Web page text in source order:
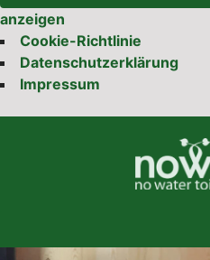
anzeigen
Cookie-Richtlinie
Datenschutzerklärung
Impressum